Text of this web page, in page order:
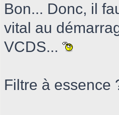
Bon... Donc, il
vital au
VCDS...
Filtre à essence